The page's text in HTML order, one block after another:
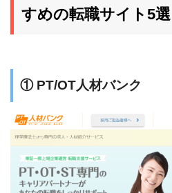
すめの転職サイト5選
① PT/OT人材バンク